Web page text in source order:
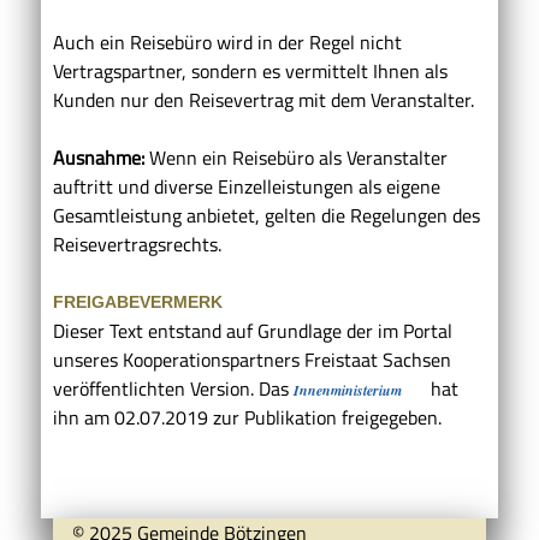
Auch ein Reisebüro wird in der Regel nicht
Vertragspartner, sondern es vermittelt Ihnen als
Kunden nur den Reisevertrag mit dem Veranstalter.
Ausnahme:Wenn ein Reisebüro als Veranstalter
auftritt und diverse Einzelleistungen als eigene
Gesamtleistung anbietet, gelten die Regelungen des
Reisevertragsrechts.
FREIGABEVERMERK
Dieser Text entstand auf Grundlage der im Portal
unseres Kooperationspartners Freistaat Sachsen
veröffentlichten Version. DasInnenministerium
hat
ihn am 02.07.2019 zur Publikation freigegeben.
© 2025 Gemeinde Bötzingen